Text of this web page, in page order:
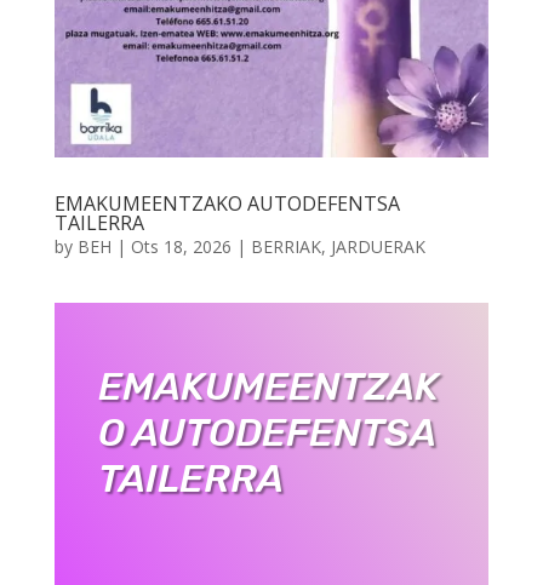
EMAKUMEENTZAKO AUTODEFENTSA
TAILERRA
by BEH | Ots 18, 2026 | BERRIAK, JARDUERAK
EMAKUMEENTZAK
O AUTODEFENTSA
TAILERRA